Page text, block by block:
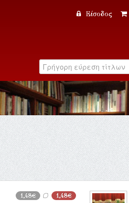
Είσοδος
1,48€ 1,48€